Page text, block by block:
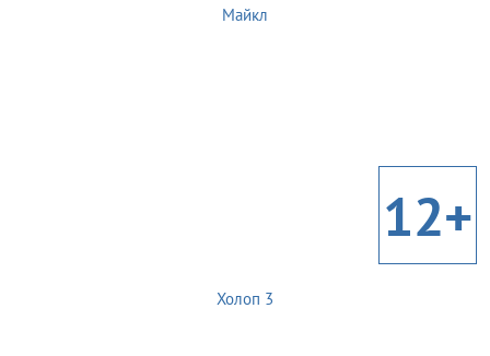
Майкл
12+
Холоп 3